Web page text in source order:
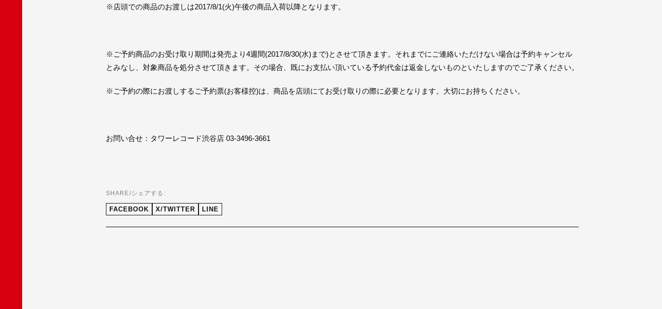
※店頭での商品のお渡しは2017/8/1(火)午後の商品入荷以降となります。
※ご予約商品のお受け取り期間は発売より4週間(2017/8/30(水)まで)とさせて頂きます。それまでにご連絡いただけない場合は予約キャンセル
とみなし、対象商品を処分させて頂きます。その場合、既にお支払い頂いている予約代金は返金しないものといたしますのでご了承ください。
※ご予約の際にお渡しするご予約票(お客様控)は、商品を店頭にてお受け取りの際に必要となります。大切にお持ちください。
お問い合せ：タワーレコード渋谷店 03-3496-3661
SHARE/シェアする:
FACEBOOK X/TWITTER LINE